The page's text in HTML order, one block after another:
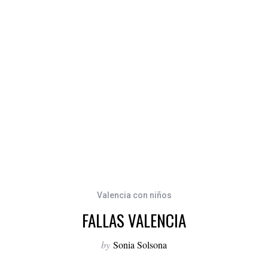
Valencia con niños
FALLAS VALENCIA
by Sonia Solsona